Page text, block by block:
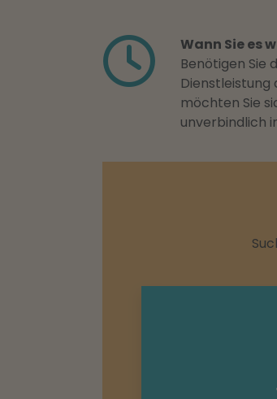
Wann Sie es
Benötigen Sie
Dienstleistung
möchten Sie
unverbindlich